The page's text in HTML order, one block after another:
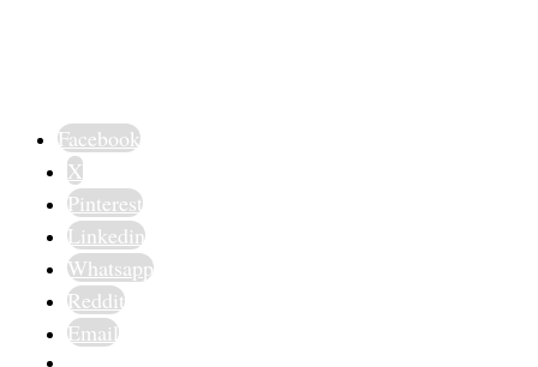
Facebook
X
Pinterest
Linkedin
Whatsapp
Reddit
Email